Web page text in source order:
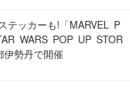
テッカーも!「MARVEL P
WARS POP UP STOR
伊勢丹で開催